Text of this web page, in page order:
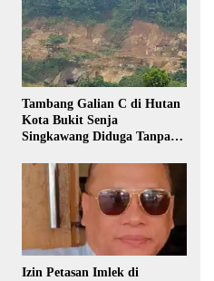
Tambang Galian C di Hutan
Kota Bukit Senja
Singkawang Diduga Tanpa
Izin Petasan Imlek di